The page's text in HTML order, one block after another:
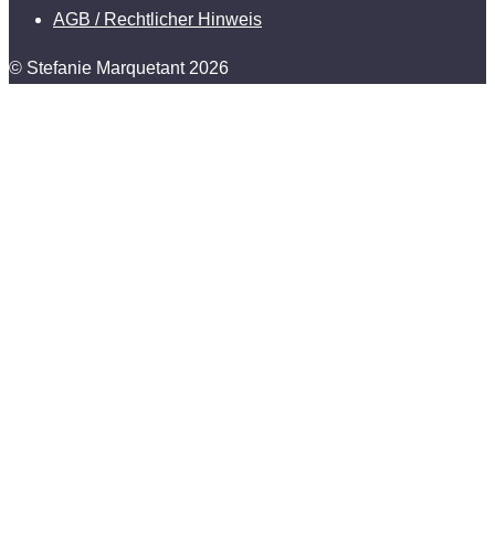
AGB / Rechtlicher Hinweis
© Stefanie Marquetant 2026